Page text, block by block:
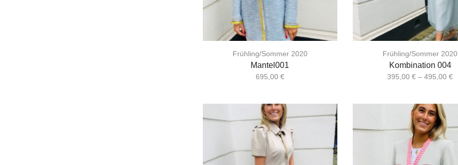
Frühling/Sommer 2020
Mantel001
695,00 €
Frühling/Sommer 2020
Kombination 004
395,00€ –495,00€